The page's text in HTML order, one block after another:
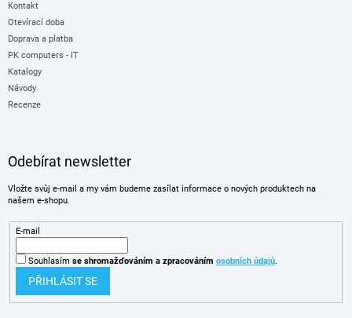
Kontakt
Otevírací doba
Doprava a platba
PK computers - IT
Katalogy
Návody
Recenze
Odebírat newsletter
Vložte svůj e-mail a my vám budeme zasílat informace o nových produktech na
našem e-shopu.
E-mail
Souhlasím se shromažďováním a zpracováním osobních údajů.
PŘIHLÁSIT SE